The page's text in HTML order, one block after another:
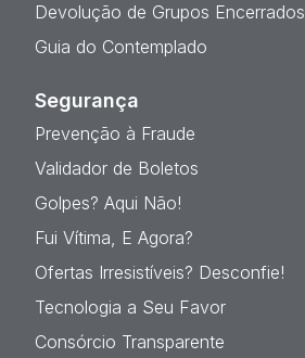
Devolução de Grupos Encerrados
Guia do Contemplado
Segurança
Prevenção à Fraude
Validador de Boletos
Golpes? Aqui Não!
Fui Vítima, E Agora?
Ofertas Irresistíveis? Desconfie!
Tecnologia a Seu Favor
Consórcio Transparente